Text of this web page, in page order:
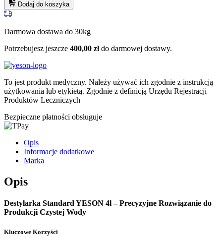
Dodaj do koszyka
Darmowa dostawa do 30kg
Potrzebujesz jeszcze 400,00 złdo darmowej dostawy.
To jest produkt medyczny. Należy używać ich zgodnie z instrukcją
użytkowania lub etykietą. Zgodnie z definicją Urzędu Rejestracji
Produktów Leczniczych
Bezpieczne płatności obsługuje
Opis
Informacje dodatkowe
Marka
Opis
Destylarka Standard YESON 4l – Precyzyjne Rozwiązanie do
Produkcji Czystej Wody
Kluczowe Korzyści